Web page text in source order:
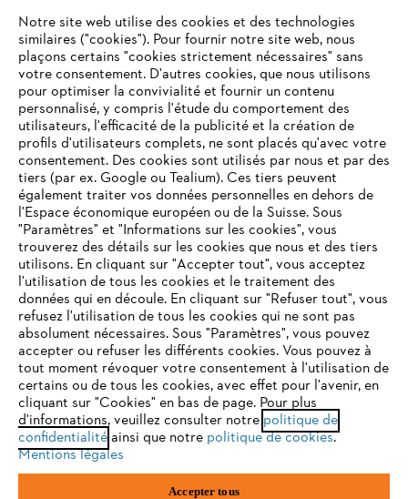
Équipements de protection individuelle
NE RATEZ PLUS RIEN GRÂCE À LA
NEWSLETTER STIHL!
E-mail
S'inscrire
VOTRE NAVIGATEUR INTERNET
N'EST PLUS PRIS EN CHARGE
Vous utilisez un navigateur Internet que nous ne prenons plus
en charge, et certaines fonctionnalités de notre site ne
peuvent fonctionner correctement. Pour une utilisation
optimale de notre site, nous vous recommandons de passer à
l'un des navigateurs suivants :
firefox chrome
Notre site web utilise des cookies et des technologies
similaires ("cookies"). Pour fournir notre site web, nous
plaçons certains "cookies strictement nécessaires" sans
votre consentement. D'autres cookies, que nous utilisons
pour optimiser la convivialité et fournir un contenu
personnalisé, y compris l'étude du comportement des
utilisateurs, l'efficacité de la publicité et la création de
profils d'utilisateurs complets, ne sont placés qu'avec votre
consentement. Des cookies sont utilisés par nous et par des
tiers (par ex. Google ou Tealium). Ces tiers peuvent
également traiter vos données personnelles en dehors de
l'Espace économique européen ou de la Suisse. Sous
"Paramètres" et "Informations sur les cookies", vous
trouverez des détails sur les cookies que nous et des tiers
utilisons. En cliquant sur "Accepter tout", vous acceptez
l'utilisation de tous les cookies et le traitement des
données qui en découle. En cliquant sur "Refuser tout", vous
refusez l'utilisation de tous les cookies qui ne sont pas
absolument nécessaires. Sous "Paramètres", vous pouvez
accepter ou refuser les différents cookies. Vous pouvez à
tout moment révoquer votre consentement à l'utilisation de
certains ou de tous les cookies, avec effet pour l'avenir, en
cliquant sur "Cookies" en bas de page. Pour plus
d'informations, veuillez consulter notre politique de
confidentialitéainsi que notre politique de cookies.
Mentions légales
Accepter tous